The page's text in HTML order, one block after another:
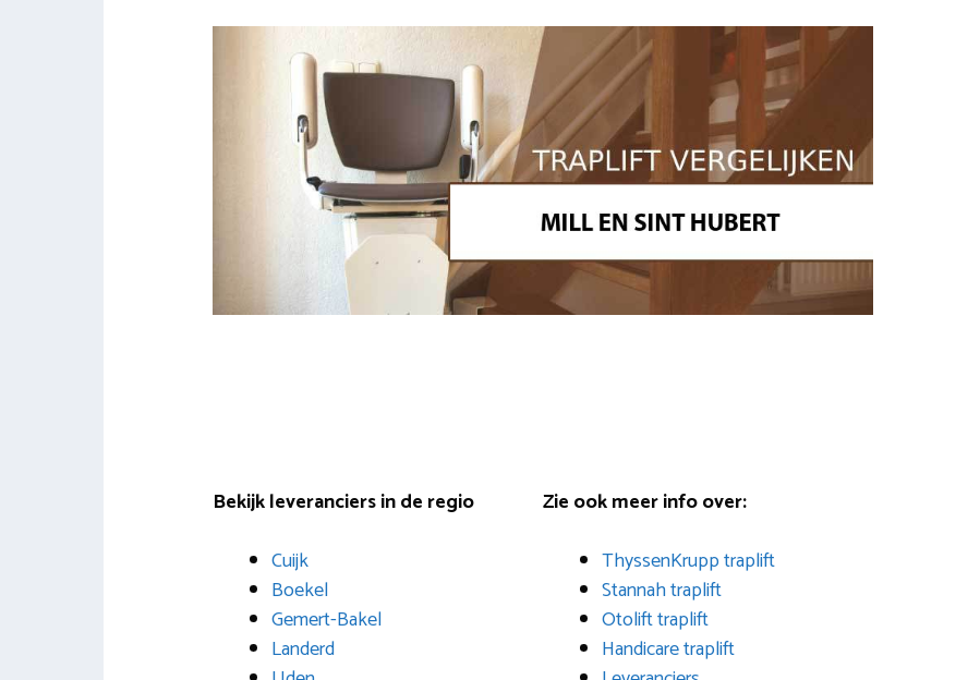
Bekijk leveranciers in de regio
Cuijk
Boekel
Gemert-Bakel
Landerd
Zie ook meer info over:
ThyssenKrupp traplift
Stannah traplift
Otolift traplift
Handicare traplift